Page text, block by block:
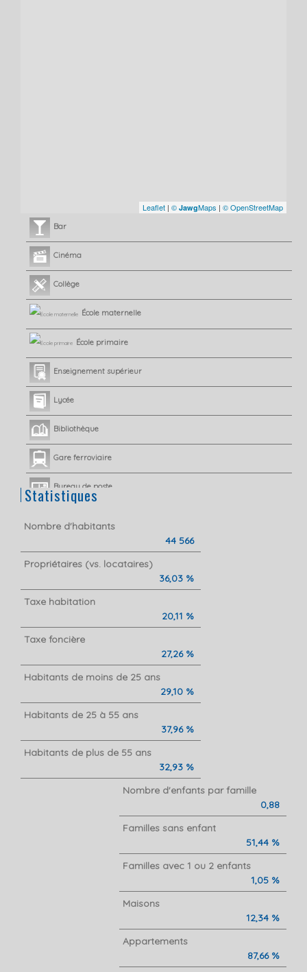
Leaflet | © JawgMaps | © OpenStreetMap
Bar
Cinéma
Collège
École maternelle
École primaire
Enseignement supérieur
Lycée
Bibliothèque
Gare ferroviaire
Bureau de poste
Statistiques
Nombre d'habitants
44 566
Propriétaires (vs. locataires)
36,03 %
Taxe habitation
20,11 %
Taxe foncière
27,26 %
Habitants de moins de 25 ans
29,10 %
Habitants de 25 à 55 ans
37,96 %
Habitants de plus de 55 ans
32,93 %
Nombre d'enfants par famille
0,88
Familles sans enfant
51,44 %
Familles avec 1 ou 2 enfants
1,05 %
Maisons
12,34 %
Appartements
87,66 %